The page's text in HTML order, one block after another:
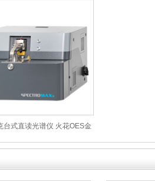
台式直读光谱仪 火花OES金
析仪 SPECTROMAXx